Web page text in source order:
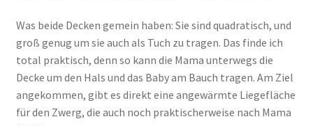
Was beide Decken gemein haben: Sie sind quadratisch, und
groß genug um sie auch als Tuch zu tragen. Das finde ich
total praktisch, denn so kann die Mama unterwegs die
Decke um den Hals und das Baby am Bauch tragen. Am Ziel
angekommen, gibt es direkt eine angewärmte Liegefläche
für den Zwerg, die auch noch praktischerweise nach Mama